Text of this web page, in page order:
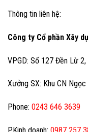
Thông tin liên hệ:
Công ty Cổ phần Xây
VPGD: Số 127 Đền Lừ
Xưởng SX: Khu CN
Phone: 0243 646 3639